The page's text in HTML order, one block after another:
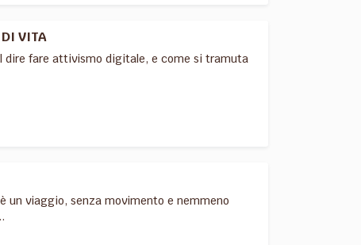
VITA
dire fare attivismo digitale, e come si tramuta
un viaggio, senza movimento e nemmeno